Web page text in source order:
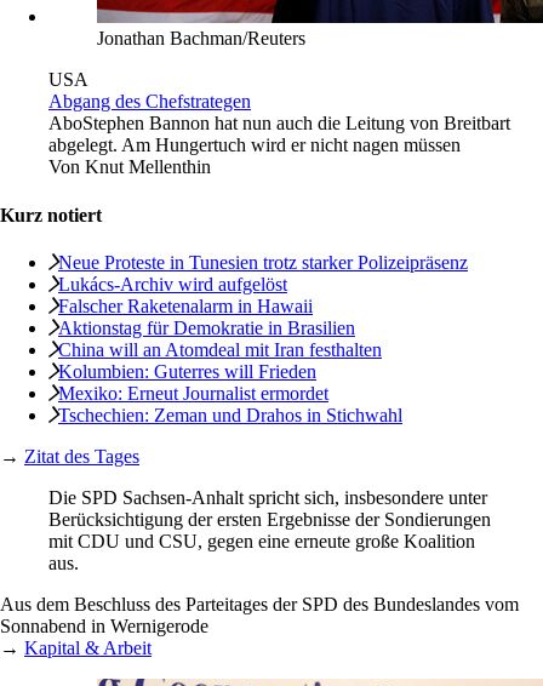
Jonathan Bachman/Reuters
USA
Abgang des Chefstrategen
AboStephen Bannon hat nun auch die Leitung von Breitbart
abgelegt. Am Hungertuch wird er nicht nagen müssen
Von Knut Mellenthin
Kurz notiert
Neue Proteste in Tunesien trotz starker Polizeipräsenz
Lukács-Archiv wird aufgelöst
Falscher Raketenalarm in Hawaii
Aktionstag für Demokratie in Brasilien
China will an Atomdeal mit Iran festhalten
Kolumbien: Guterres will Frieden
Mexiko: Erneut Journalist ermordet
Tschechien: Zeman und Drahos in Stichwahl
→ Zitat des Tages
Die SPD Sachsen-Anhalt spricht sich, insbesondere unter
Berücksichtigung der ersten Ergebnisse der Sondierungen
mit CDU und CSU, gegen eine erneute große Koalition
aus.
Aus dem Beschluss des Parteitages der SPD des Bundeslandes vom
Sonnabend in Wernigerode
→ Kapital & Arbeit